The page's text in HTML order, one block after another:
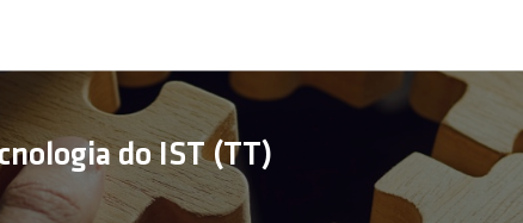
do IST (TT)